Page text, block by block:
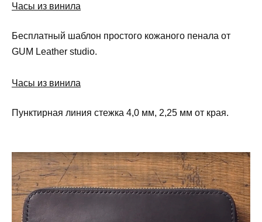
Часы из винила
Бесплатный шаблон простого кожаного пенала от
GUM Leather studio.
Часы из винила
Пунктирная линия стежка 4,0 мм, 2,25 мм от края.